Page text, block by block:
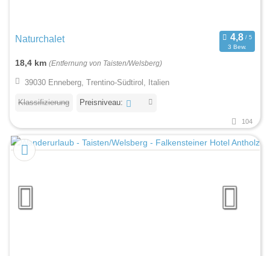
Naturchalet
3 Bew.
18,4 km (Entfernung von Taisten/Welsberg)
39030 Enneberg, Trentino-Südtirol, Italien
Klassifizierung Preisniveau:
104